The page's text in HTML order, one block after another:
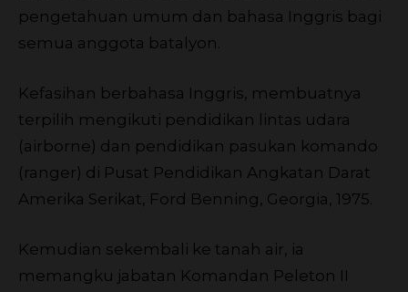
pengetahuan umum dan bahasa Inggris bagi
semua anggota batalyon.
Kefasihan berbahasa Inggris, membuatnya
terpilih mengikuti pendidikan lintas udara
(airborne) dan pendidikan pasukan komando
(ranger) di Pusat Pendidikan Angkatan Darat
Amerika Serikat, Ford Benning, Georgia, 1975.
Kemudian sekembali ke tanah air, ia
memangku jabatan Komandan Peleton II